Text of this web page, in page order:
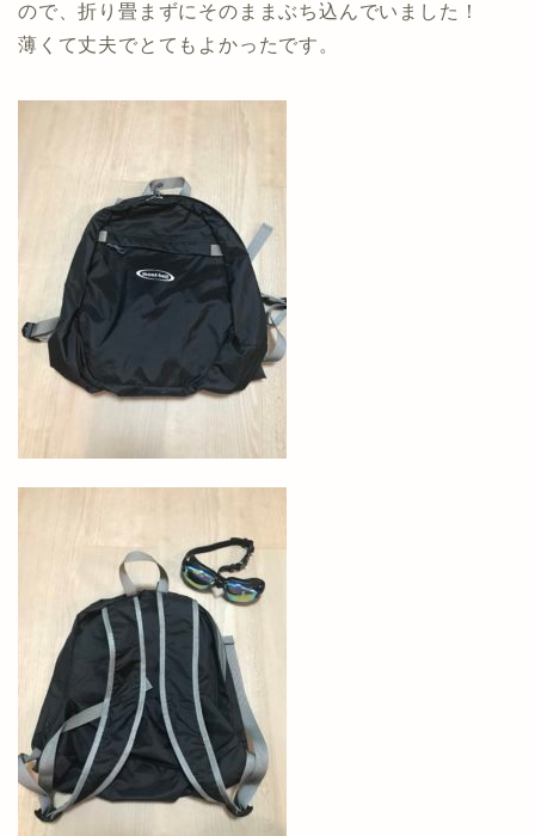
ので、折り畳まずにそのままぶち込んでいました！
薄くて丈夫でとてもよかったです。